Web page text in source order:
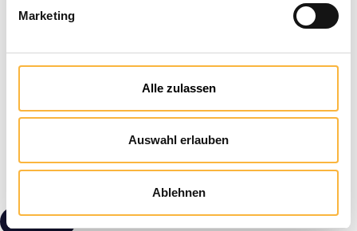
Marketing
Alle zulassen
Auswahl erlauben
Ablehnen
9,60 €*